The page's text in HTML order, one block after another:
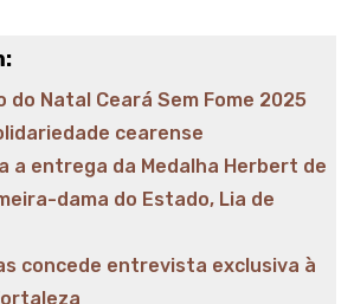
do Natal Ceará Sem Fome 2025
cearense
a entrega da Medalha Herbert de
dama do Estado, Lia de
concede entrevista exclusiva à